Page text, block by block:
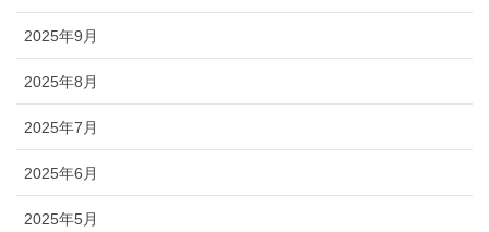
2025年9月
2025年8月
2025年7月
2025年6月
2025年5月